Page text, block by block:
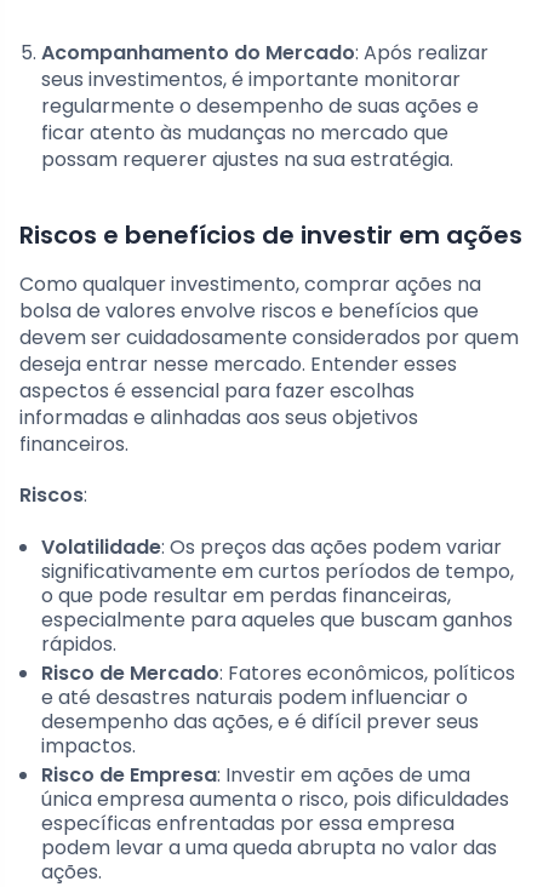
Acompanhamento do Mercado: Após realizar
seus investimentos, é importante monitorar
regularmente o desempenho de suas ações e
ficar atento às mudanças no mercado que
possam requerer ajustes na sua estratégia.
Riscos e benefícios de investir em ações
Como qualquer investimento, comprar ações na
bolsa de valores envolve riscos e benefícios que
devem ser cuidadosamente considerados por quem
deseja entrar nesse mercado. Entender esses
aspectos é essencial para fazer escolhas
informadas e alinhadas aos seus objetivos
financeiros.
Riscos:
Volatilidade: Os preços das ações podem variar
significativamente em curtos períodos de tempo,
o que pode resultar em perdas financeiras,
especialmente para aqueles que buscam ganhos
rápidos.
Risco de Mercado: Fatores econômicos, políticos
e até desastres naturais podem influenciar o
desempenho das ações, e é difícil prever seus
impactos.
Risco de Empresa: Investir em ações de uma
única empresa aumenta o risco, pois dificuldades
específicas enfrentadas por essa empresa
podem levar a uma queda abrupta no valor das
ações.